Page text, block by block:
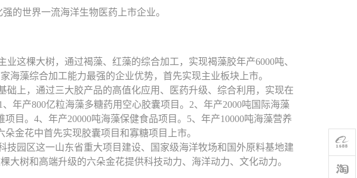
的世界一流海洋生物医药上市企业。
业这棵大树，通过褐藻、红藻的综合加工，实现褐藻胶年产6000吨、
海藻综合加工能力最强的企业优势，首先实现主业板块上市。
础上，通过三大胶产品的高值化应用、医药升级、综合利用，实现在
年产800亿粒海藻多糖药用空心胶囊项目。2、年产2000吨国际海藻
目。4、年产20000吨海藻保健食品项目。5、年产10000吨海藻营养
金花中首先实现胶囊项目和寡糖项目上市。
技园区这一山东省重大项目建设、国家级海洋牧场和国外原料基地建
大树和高端升级的六朵金花提供科技动力、海洋动力、文化动力。